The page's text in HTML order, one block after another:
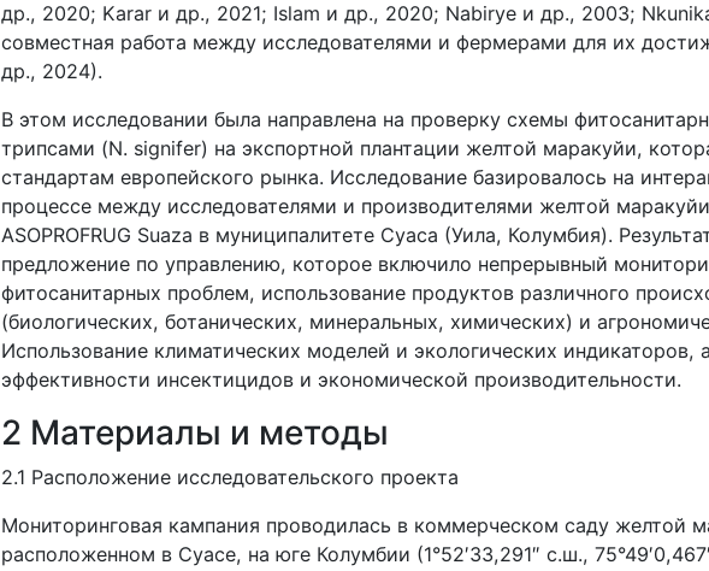
др., 2020; Karar и др., 2021; Islam и др., 2020; Nabirye и др., 2003;
совместная работа между исследователями и фермерами для их
др., 2024).
В этом исследовании была направлена на проверку схемы
трипсами (N. signifer) на экспортной плантации желтой маракуйи,
стандартам европейского рынка. Исследование базировалось на
процессе между исследователями и производителями желтой
ASOPROFRUG Suaza в муниципалитете Суаса (Уила, Колумбия).
предложение по управлению, которое включило непрерывный
фитосанитарных проблем, использование продуктов различного
(биологических, ботанических, минеральных, химических) и
Использование климатических моделей и экологических индикаторов,
эффективности инсектицидов и экономической производительности.
2 Материалы и методы
2.1 Расположение исследовательского проекта
Мониторинговая кампания проводилась в коммерческом саду желтой
расположенном в Суасе, на юге Колумбии (1°52′33,291″ с.ш.,